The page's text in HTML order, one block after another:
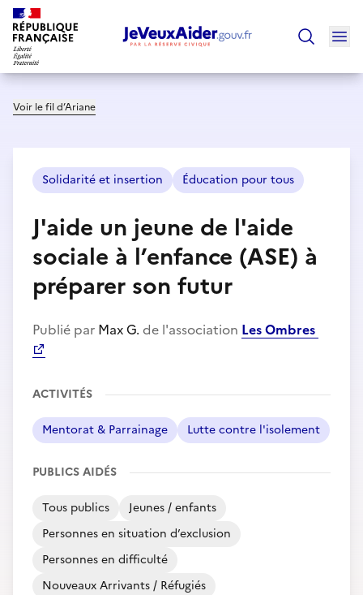
Voir le fil d’Ariane
Solidarité et insertion Éducation pour tous
J'aide un jeune de l'aide
sociale à l’enfance (ASE) à
préparer son futur
Publié par Max G. de l'association Les Ombres
ACTIVITÉS
Mentorat & Parrainage Lutte contre l'isolement
PUBLICS AIDÉS
Tous publics
Jeunes / enfants
Personnes en situation d’exclusion
Personnes en difficulté
Nouveaux Arrivants / Réfugiés